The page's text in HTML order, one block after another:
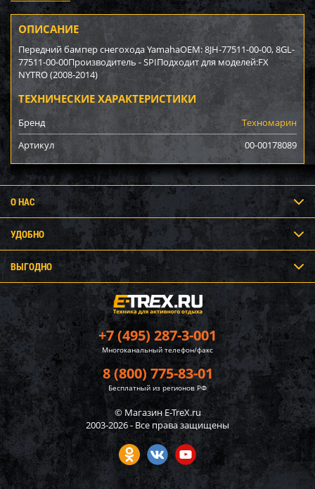
ОПИСАНИЕ
Передний бампер снегохода YamahaOEM: 8JH-77511-00-00, 8GL-
77511-00-00Производитель - SPIПодходит для моделей:FX
NYTRO (2008-2014)
ТЕХНИЧЕСКИЕ ХАРАКТЕРИСТИКИ
Бренд
Техномарин
Артикул
00-00178089
+7 (495) 287-3-001
Многоканальный телефон/факс
8 (800) 775-83-01
Бесплатный из регионов РФ
© Магазин E-TreX.ru
2003-2026 - Все права защищены
О НАС
УДОБНО
ВЫГОДНО